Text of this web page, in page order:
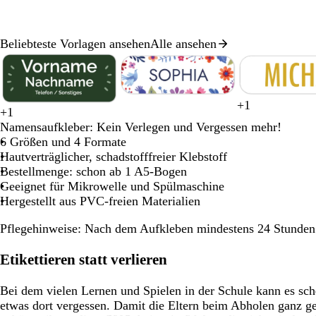
Beliebteste Vorlagen ansehenAlle ansehen
W
a
l
d
g
r
ü
n
S
c
h
w
a
r
z
M
a
l
v
e
H
e
l
l
b
r
a
u
n
D
u
n
k
e
l
b
l
a
u
+1
i
ß
h
w
a
r
z
l
b
l
l
b
l
a
u
è
m
e
G
o
R
o
O
r
R
o
B
l
+1
Galeriebild
von
8
Namensaufkleber: Kein Verlegen und Vergessen mehr!
6 Größen und 4 Formate
Hautverträglicher, schadstofffreier Klebstoff
Bestellmenge: schon ab 1 A5-Bogen
Geeignet für Mikrowelle und Spülmaschine
Hergestellt aus PVC-freien Materialien
Pflegehinweise: Nach dem Aufkleben mindestens 24
Etikettieren statt verlieren
Bei dem vielen Lernen und Spielen in der Schule kann es
etwas dort vergessen. Damit die Eltern beim Abholen ganz